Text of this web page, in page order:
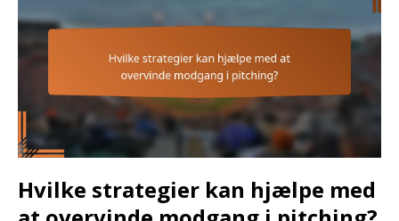
Hvilke strategier kan hjælpe med